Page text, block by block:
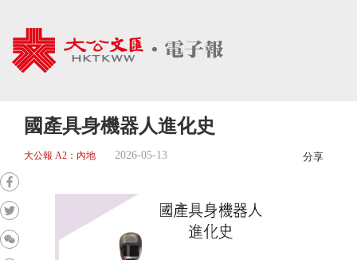
國產具身機器人進化史
大公報 A2：內地 2026-05-13 分享